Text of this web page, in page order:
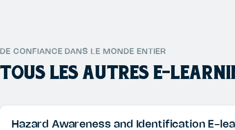
DE CONFIANCE DANS LE MONDE ENTIER
TOUS LES AUTRES E-
Hazard Awareness and Identification E-